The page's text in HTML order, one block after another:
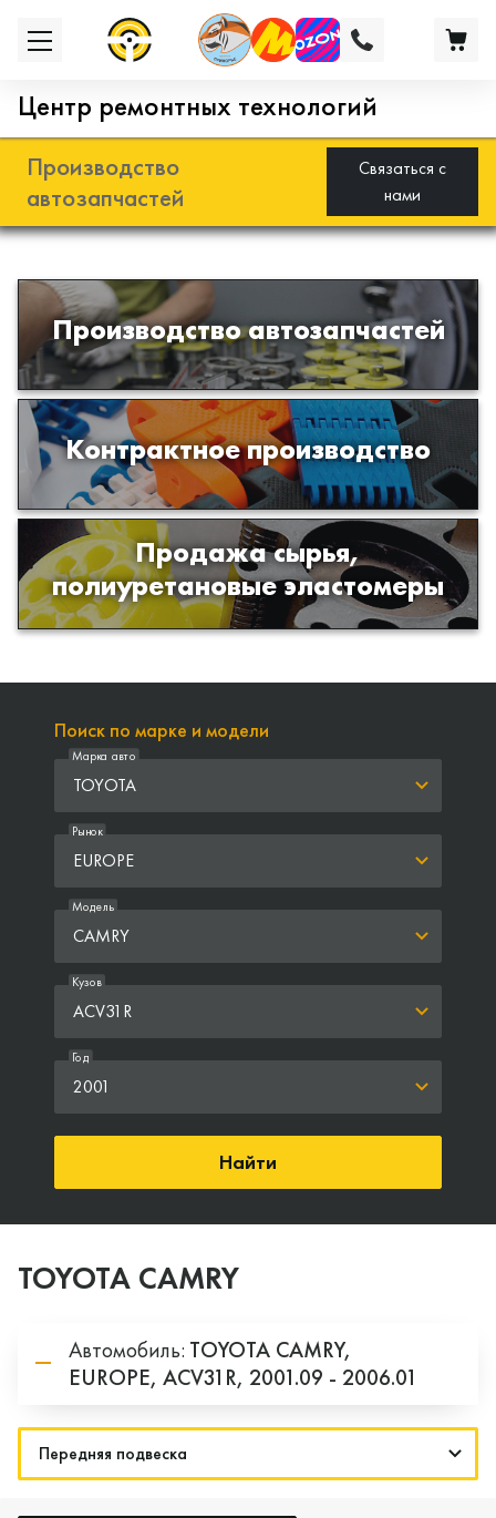
Центр ремонтных технологий
Производство
автозапчастей
Связаться с
нами
Производство автозапчастей
Разработка и производство деталей
из эластомеров для подвески
автомобиля
Контрактное производство
Производство изделий из пластиков
и полимеров по образцам либо
чертежам заказчика
Продажа сырья,
полиуретановые эластомеры
Продажа сырья для производства
изделий из полиуретана
Поиск по марке и модели
TOYOTA
Марка авто
EUROPE
Рынок
CAMRY
Модель
ACV31R
Кузов
2001
Год
Найти
TOYOTA CAMRY
Автомобиль: TOYOTA CAMRY,
EUROPE, ACV31R, 2001.09 - 2006.01